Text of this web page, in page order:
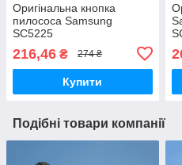
Оригінальна кнопка
пилососа Samsung
SC5225
216,46 ₴ 274 ₴
Купити
Подібні товари компанії